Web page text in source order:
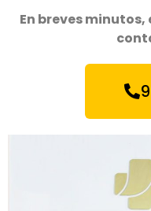
En breves